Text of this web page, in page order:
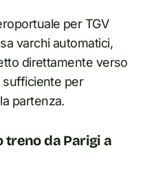
per TGV
varchi automatici,
direttamente verso
sufficiente per
partenza.
treno da Parigi a